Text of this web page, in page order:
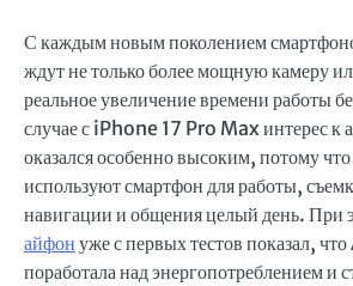
С каждым новым поколением
ждут не только более мощную камеру
реальное увеличение времени работы
случае с iPhone 17 Pro Max интерес к
оказался особенно высоким, потому
используют смартфон для работы,
навигации и общения целый день. При
айфон уже с первых тестов показал,
поработала над энергопотреблением и